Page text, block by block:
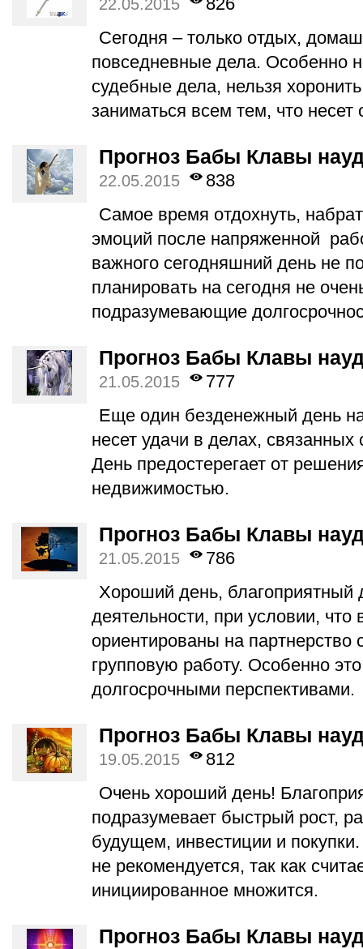
22.05.2015
Сегодня – только отдых,
повседневные дела. Особенно
судебные дела, нельзя
заниматься всем тем, что несет
Прогноз Бабы Клавы
22.05.2015
838
Самое время отдохнуть,
эмоций после напряженной
важного сегодняшний день не
планировать на сегодня не
подразумевающие
Прогноз Бабы Клавы
21.05.2015
777
Еще один безденежный день
несет удачи в делах,
День предостерегает от
недвижимостью.
Прогноз Бабы Клавы
21.05.2015
786
Хороший день, благоприятный
деятельности, при условии,
ориентированы на
групповую работу. Особенно
долгосрочными перспективами.
Прогноз Бабы Клавы
19.05.2015
812
Очень хороший день!
подразумевает быстрый рост,
будущем, инвестиции и
не рекомендуется, так как
инициированное множится.
Прогноз Бабы Клавы